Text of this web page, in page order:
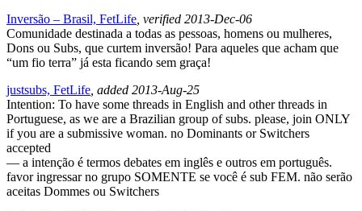
Inversão – Brasil, FetLife , verified 2013-Dec-06
Comunidade destinada a todas as pessoas, homens ou mulheres,
Dons ou Subs, que curtem inversão! Para aqueles que acham que
“um fio terra” já esta ficando sem graça!
justsubs, FetLife , added 2013-Aug-25
Intention: To have some threads in English and other threads in
Portuguese, as we are a Brazilian group of subs. please, join ONLY
if you are a submissive woman. no Dominants or Switchers
accepted
— a intenção é termos debates em inglês e outros em português.
favor ingressar no grupo SOMENTE se você é sub FEM. não serão
aceitas Dommes ou Switchers